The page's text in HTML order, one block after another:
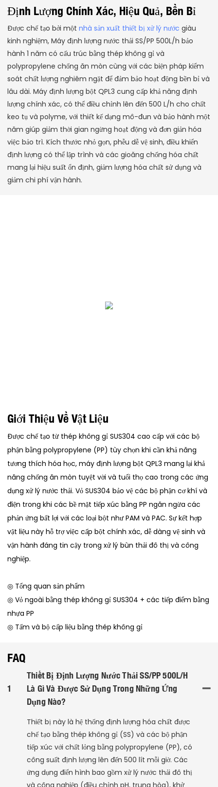
Định Lượng Chính Xác, Hiệu Quả, Bền Bỉ
Được chế tạo bởi một nhà sản xuất thiết bị xử lý nước giàu
kinh nghiệm, Máy định lượng nước thải SS/PP 500L/h bảo
hành 1 năm có cấu trúc bằng thép không gỉ và
polypropylene chống ăn mòn cùng với các biện pháp kiểm
soát chất lượng nghiêm ngặt để đảm bảo hoạt động bền bỉ và
lâu dài. Máy định lượng bột QPL3 cung cấp khả năng định
lượng chính xác, có thể điều chỉnh lên đến 500 L/h cho chất
keo tụ và polyme, với thiết kế dạng mô-đun và bảo hành một
năm giúp giảm thời gian ngừng hoạt động và đơn giản hóa
việc bảo trì. Kích thước nhỏ gọn, phễu dễ vệ sinh, điều khiển
định lượng có thể lập trình và các gioăng chống hóa chất
mang lại hiệu suất ổn định, giảm lượng hóa chất sử dụng và
giảm chi phí vận hành.
Giới Thiệu Về Vật Liệu
Được chế tạo từ thép không gỉ SUS304 cao cấp với các bộ
phận bằng polypropylene (PP) tùy chọn khi cần khả năng
tương thích hóa học, máy định lượng bột QPL3 mang lại khả
năng chống ăn mòn tuyệt vời và tuổi thọ cao trong các ứng
dụng xử lý nước thải. Vỏ SUS304 bảo vệ các bộ phận cơ khí và
điện trong khi các bề mặt tiếp xúc bằng PP ngăn ngừa các
phản ứng bất lợi với các loại bột như PAM và PAC. Sự kết hợp
vật liệu này hỗ trợ việc cấp bột chính xác, dễ dàng vệ sinh và
vận hành đáng tin cậy trong xử lý bùn thải đô thị và công
nghiệp.
◎ Tổng quan sản phẩm
◎ Vỏ ngoài bằng thép không gỉ SUS304 + các tiếp điểm bằng
nhựa PP
◎ Tấm và bộ cấp liệu bằng thép không gỉ
FAQ
1
Thiết Bị Định Lượng Nước Thải SS/PP 500L/h
Là Gì Và Được Sử Dụng Trong Những Ứng
Dụng Nào?
Thiết bị này là hệ thống định lượng hóa chất được
chế tạo bằng thép không gỉ (SS) và các bộ phận
tiếp xúc với chất lỏng bằng polypropylene (PP), có
công suất định lượng lên đến 500 lít mỗi giờ. Các
ứng dụng điển hình bao gồm xử lý nước thải đô thị